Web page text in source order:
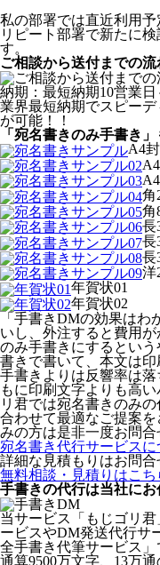
私の部署では直近利用予
リピート部署で新たに
す。
ご相談から送付までの流
納期：最短納期10営業日
業界最短納期でスピー
が可能！！
「宛名書きのみ手書き」
A4
角
角
長
長
長
洋
年賀状01
年賀状02
「手書きDMの効果は
いし、外注すると費用
のみ手書きにするとい
書きで書いて、本文は
手書きよりは反響率は
もに印刷文字よりも高
リ君では宛名書きのみ
合わせて最適なご提案
みの方は是非一度お問合
宛名書き代行サービス
詳細な見積もりはお問合
無料相談・見積りはこち
手書きの代行は当社にお
当サービス「もじゴリ
ービスやDM発送代行サ
全手書き代筆サービス」
通算9500万文字、13万